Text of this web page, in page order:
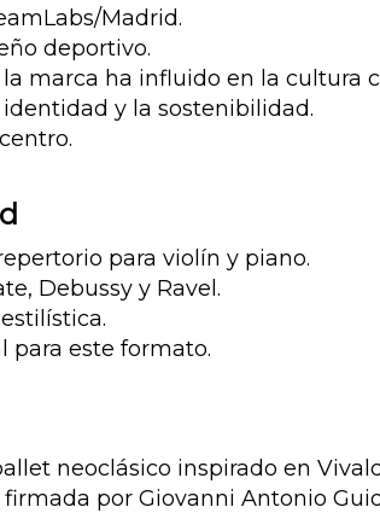
Madrid.
deportivo.
marca ha influido en la cultura
y la sostenibilidad.
para violín y piano.
Debussy y Ravel.
para este formato.
neoclásico inspirado en
por Giovanni Antonio